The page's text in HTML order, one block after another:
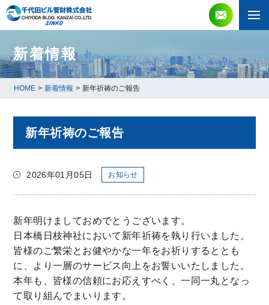
新着情報
HOME > 新着情報 > 新年祈祷のご報告
新年祈祷のご報告
2026年01月05日 お知らせ
新年明けましておめでとうございます。
日本橋日枝神社において新年祈祷を執り行いました。
皆様のご繁栄とお健やかな一年をお祈りするととも
に、より一層のサービス向上をお誓いいたしました。
本年も、皆様の信頼にお応えすべく、一同一丸となっ
て取り組んでまいります。